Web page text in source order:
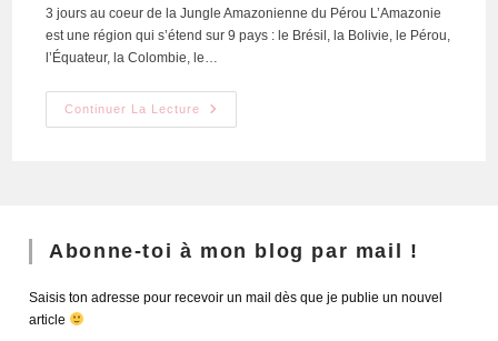
3 jours au coeur de la Jungle Amazonienne du Pérou L’Amazonie
est une région qui s’étend sur 9 pays : le Brésil, la Bolivie, le Pérou,
l’Équateur, la Colombie, le…
Continuer La Lecture
Abonne-toi à mon blog par mail !
Saisis ton adresse pour recevoir un mail dès que je publie un nouvel
article